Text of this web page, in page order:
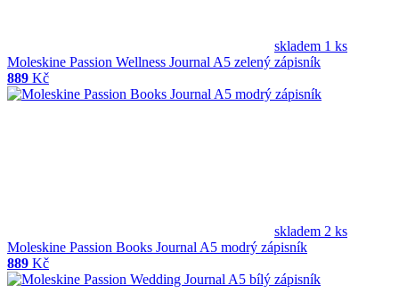
skladem 1 ks
Moleskine Passion Wellness Journal A5 zelený zápisník
889 Kč
skladem 2 ks
Moleskine Passion Books Journal A5 modrý zápisník
889 Kč